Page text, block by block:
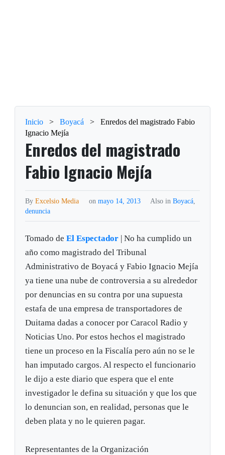
Inicio > Boyacá >
Enredos del magistrado Fabio
Ignacio Mejía
Enredos del magistrado
Fabio Ignacio Mejía
ByExcelsio Media on mayo 14, 2013 Also in Boyacá,
denuncia
Tomado deEl Espectador | No ha cumplido un
año como magistrado del Tribunal
Administrativo de Boyacá y Fabio Ignacio Mejía
ya tiene una nube de controversia a su alrededor
por denuncias en su contra por una supuesta
estafa de una empresa de transportadores de
Duitama dadas a conocer por Caracol Radio y
Noticias Uno. Por estos hechos el magistrado
tiene un proceso en la Fiscalía pero aún no se le
han imputado cargos. Al respecto el funcionario
le dijo a este diario que espera que el ente
investigador le defina su situación y que los que
lo denuncian son, en realidad, personas que le
deben plata y no le quieren pagar.
Representantes de la Organización